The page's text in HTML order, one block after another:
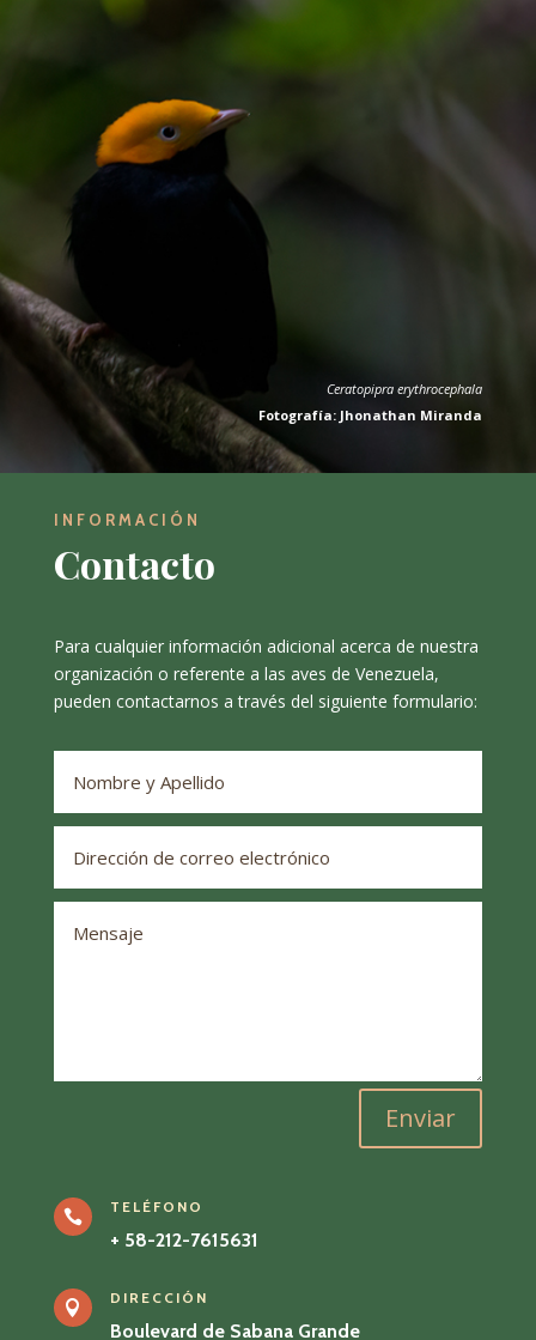
Ceratopipra erythrocephala
Fotografía: Jhonathan Miranda
INFORMACIÓN
Contacto
Para cualquier información adicional acerca de nuestra
organización o referente a las aves de Venezuela,
pueden contactarnos a través del siguiente formulario:
Enviar

TELÉFONO
+ 58-212-7615631

DIRECCIÓN
Boulevard de Sabana Grande